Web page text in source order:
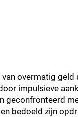
overmatig geld
impulsieve
geconfronteerd
bedoeld zijn